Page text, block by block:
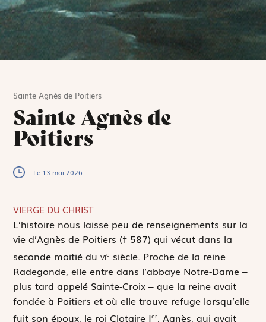
Sainte Agnès de Poitiers
Sainte Agnès de
Poitiers
Le 13 mai 2026
VIERGE DU CHRIST
L’histoire nous laisse peu de renseignements sur la
vie d’Agnès de Poitiers († 587) qui vécut dans la
seconde moitié duvie siècle. Proche de la reine
Radegonde, elle entre dans l’abbaye Notre-Dame –
plus tard appelé Sainte-Croix – que la reine avait
fondée à Poitiers et où elle trouve refuge lorsqu’elle
fuit son époux, le roi Clotaire Ier. Agnès, qui avait